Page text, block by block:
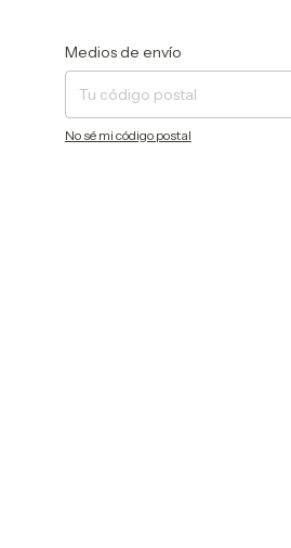
Entregas para el CP:
Medios de envío
No sé mi código postal